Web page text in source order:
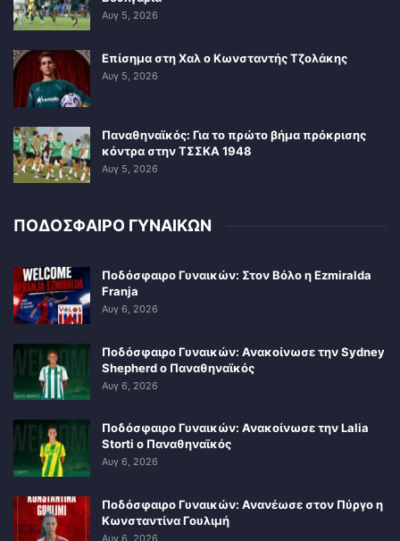
Αυγ 5, 2026
Επίσημα στη Χαλ ο Κωνσταντής Τζολάκης
Αυγ 5, 2026
Παναθηναϊκός: Για το πρώτο βήμα πρόκρισης
κόντρα στην ΤΣΣΚΑ 1948
Αυγ 5, 2026
ΠΟΔΟΣΦΑΙΡΟ ΓΥΝΑΙΚΩΝ
Ποδόσφαιρο Γυναικών: Στον Βόλο η Ezmiralda
Franja
Αυγ 6, 2026
Ποδόσφαιρο Γυναικών: Ανακοίνωσε την Sydney
Shepherd ο Παναθηναϊκός
Αυγ 6, 2026
Ποδόσφαιρο Γυναικών: Ανακοίνωσε την Lalia
Storti ο Παναθηναϊκός
Αυγ 6, 2026
Ποδόσφαιρο Γυναικών: Ανανέωσε στον Πύργο η
Κωνσταντίνα Γουλιμή
Αυγ 6, 2026